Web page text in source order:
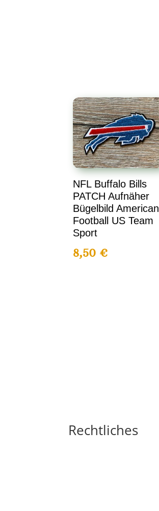
NFL Buffalo Bills
PATCH Aufnäher
Bügelbild American
Football US Team
Sport
8,50 €
Rechtliches